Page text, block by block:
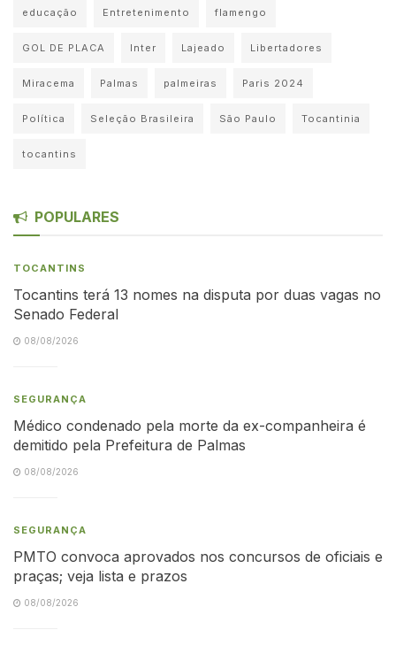
educação Entretenimento flamengo
GOL DE PLACA Inter Lajeado Libertadores
Miracema Palmas palmeiras Paris 2024
Política Seleção Brasileira São Paulo Tocantinia
tocantins
POPULARES
TOCANTINS
Tocantins terá 13 nomes na disputa por duas vagas no
Senado Federal
08/08/2026
SEGURANÇA
Médico condenado pela morte da ex-companheira é
demitido pela Prefeitura de Palmas
08/08/2026
SEGURANÇA
PMTO convoca aprovados nos concursos de oficiais e
praças; veja lista e prazos
08/08/2026